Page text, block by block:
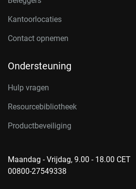
Kantoorlocaties
Contact opnemen
Ondersteuning
Hulp vragen
Resourcebibliotheek
Productbeveiliging
Maandag - Vrijdag, 9.00 - 18.00 CET
00800-27549338